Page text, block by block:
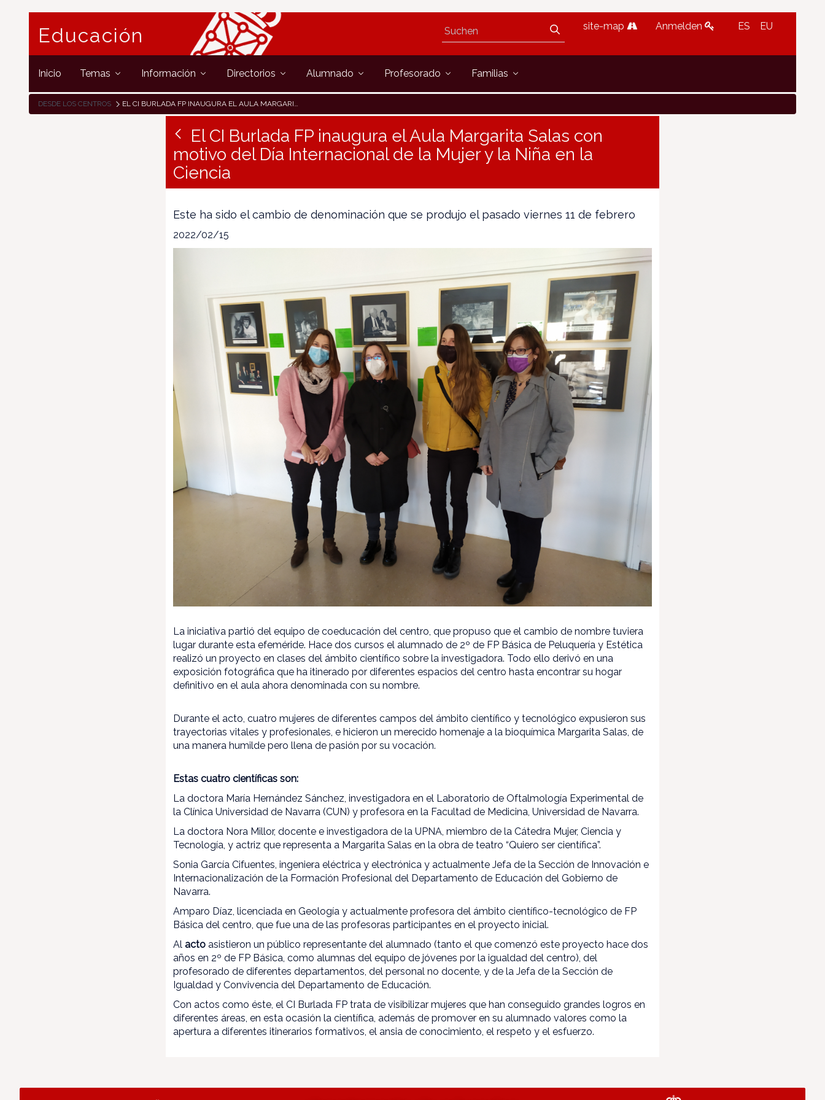
Educación site-map Anmelden ES EU
Inicio Temas Información Directorios Alumnado Profesorado Familias
DESDE LOS CENTROS EL CI BURLADA FP INAUGURA EL AULA MARGARITA SALAS CON MOTIVO DEL DÍA INTERNACIONAL DE LA MUJER Y LA NIÑA EN LA CIENCIA
El CI Burlada FP inaugura el Aula Margarita Salas con
motivo del Día Internacional de la Mujer y la Niña en la
Ciencia
Este ha sido el cambio de denominación que se produjo el pasado viernes 11 de febrero
2022/02/15
La iniciativa partió del equipo de coeducación del centro, que propuso que el cambio de nombre tuviera
lugar durante esta efeméride. Hace dos cursos el alumnado de 2º de FP Básica de Peluquería y Estética
realizó un proyecto en clases del ámbito científico sobre la investigadora. Todo ello derivó en una
exposición fotográfica que ha itinerado por diferentes espacios del centro hasta encontrar su hogar
definitivo en el aula ahora denominada con su nombre.
Durante el acto, cuatro mujeres de diferentes campos del ámbito científico y tecnológico expusieron sus
trayectorias vitales y profesionales, e hicieron un merecido homenaje a la bioquímica Margarita Salas, de
una manera humilde pero llena de pasión por su vocación.
Estas cuatro científicas son:
La doctora María Hernández Sánchez, investigadora en el Laboratorio de Oftalmología Experimental de
la Clínica Universidad de Navarra (CUN) y profesora en la Facultad de Medicina, Universidad de Navarra.
La doctora Nora Millor, docente e investigadora de la UPNA, miembro de la Cátedra Mujer, Ciencia y
Tecnología, y actriz que representa a Margarita Salas en la obra de teatro “Quiero ser científica”.
Sonia García Cifuentes, ingeniera eléctrica y electrónica y actualmente Jefa de la Sección de Innovación e
Internacionalización de la Formación Profesional del Departamento de Educación del Gobierno de
Navarra.
Amparo Díaz, licenciada en Geología y actualmente profesora del ámbito científico-tecnológico de FP
Básica del centro, que fue una de las profesoras participantes en el proyecto inicial.
Alacto asistieron un público representante del alumnado (tanto el que comenzó este proyecto hace dos
años en 2º de FP Básica, como alumnas del equipo de jóvenes por la igualdad del centro), del
profesorado de diferentes departamentos, del personal no docente, y de la Jefa de la Sección de
Igualdad y Convivencia del Departamento de Educación.
Con actos como éste, el CI Burlada FP trata de visibilizar mujeres que han conseguido grandes logros en
diferentes áreas, en esta ocasión la científica, además de promover en su alumnado valores como la
apertura a diferentes itinerarios formativos, el ansia de conocimiento, el respeto y el esfuerzo.